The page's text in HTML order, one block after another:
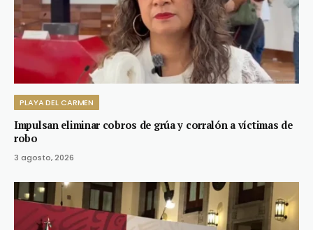
PLAYA DEL CARMEN
Impulsan eliminar cobros de grúa y corralón a víctimas de
robo
3 agosto, 2026